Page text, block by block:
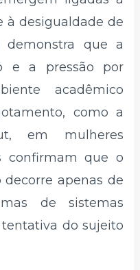
à desigualdade de
demonstra que a
e a pressão por
acadêmico
como a
em mulheres
confirmam que o
apenas de
de sistemas
do sujeito